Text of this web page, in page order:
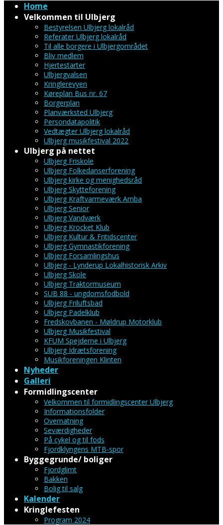
Home
Velkommen til Ulbjerg
Bestyrelsen Ulbjerg lokalråd
Referater Ulbjerg lokalråd
Til alle borgere i Ulbjergområdet
Bliv medlem
Hjertestarter
Ulbjergvalsen
Kringlerevyen
Køreplan Bus nr. 67
Borgerplan
Planværksted Ulbjerg
Persondatapolitik
Vedtægter Ulbjerg lokalråd
Ulbjerg musikfestival 2022
Ulbjerg på nettet
Ulbjerg Friskole
Ulbjerg Folkedanserforening
Ulbjerg kirke og menighedsråd
Ulbjerg Skytteforening
Ulbjerg Kraftvarmeværk Amba
Ulbjerg Senior
Ulbjerg Vandværk
Ulbjerg Krocket Klub
Ulbjerg Kultur & Fritidscenter
Ulbjerg Gymnastikforening
Ulbjerg Forsamlingshus
Ulbjerg - Lynderup Lokalhistorisk Arkiv
Ulbjerg Skole
Ulbjerg Traktormuseum
SUB 88 - ungdomsfodbold
Ulbjerg Friluftsbad
Ulbjerg Padelklub
Fredskovbanen - Møldrup Motorklub
Ulbjerg Musikfestival
KFUM Spejderne i Ulbjerg
Ulbjerg Idrætsforening
Musikforeningen Klinten
Nyheder
Galleri
Formidlingscenter
Velkommen til formidlingscenter Ulbjerg
Informationsfolder
Overnatning
Seværdigheder
På cykel og til fods
Fjordklyngens MTB-spor
Byggegrunde/ boliger
Fjordglimt
Bakken
Bolig til salg
Kalender
Kringlefesten
Program 2024